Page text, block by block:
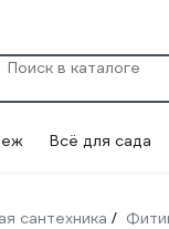
Всё для сада
сантехника /